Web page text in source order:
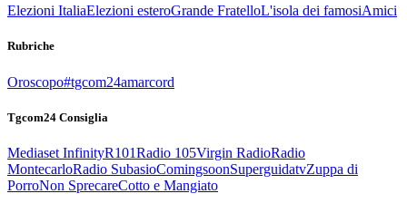
Elezioni ItaliaElezioni esteroGrande FratelloL'isola dei famosiAmici
Rubriche
Oroscopo#tgcom24amarcord
Tgcom24 Consiglia
Mediaset InfinityR101Radio 105Virgin RadioRadio
MontecarloRadio SubasioComingsoonSuperguidatvZuppa di
PorroNon SprecareCotto e Mangiato